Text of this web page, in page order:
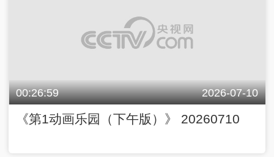
00:26:59 2026-07-10
《第1动画乐园（下午版）》 20260710